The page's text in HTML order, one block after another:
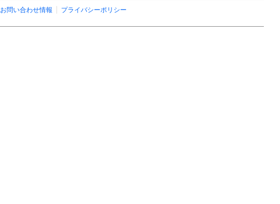
お問い合わせ情報 プライバシーポリシー